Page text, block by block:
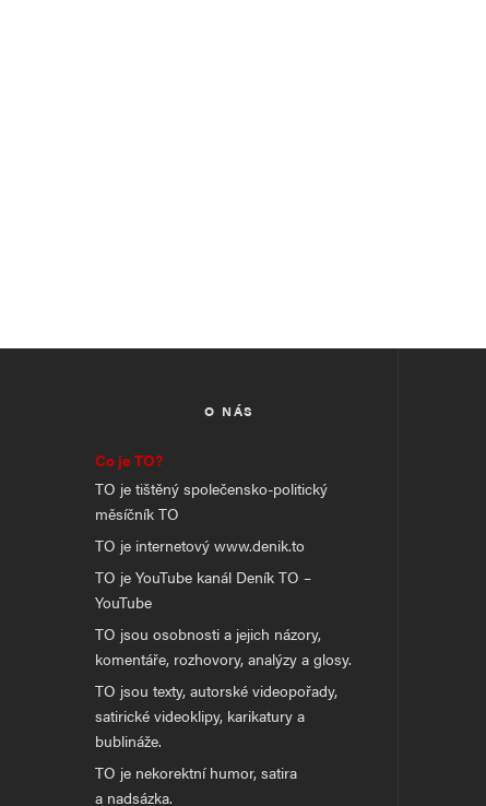
O NÁS
Co je TO?
TO je tištěný společensko-politický
měsíčník TO
TO je internetový www.denik.to
TO je YouTube kanál Deník TO –
YouTube
TO jsou osobnosti a jejich názory,
komentáře, rozhovory, analýzy a glosy.
TO jsou texty, autorské videopořady,
satirické videoklipy, karikatury a
bublináže.
TO je nekorektní humor, satira
a nadsázka.